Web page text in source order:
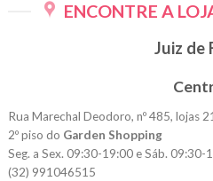
ENCONTRE A
Juiz de
Rua Marechal Deodoro, nº 485, lojas
2º piso do Garden Shopping
Seg. a Sex. 09:30-19:00 e Sáb. 09:30-
(32) 991046515